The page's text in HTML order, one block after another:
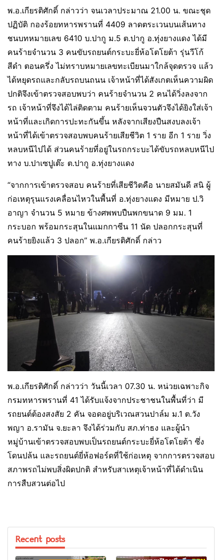
พ.อ.เกียรติศักดิ์ กล่าวว่า จนเวลาประมาณ 21.00 น. ขณะชุด
ปฏิบัติ กองร้อยทหารพรานที่ 4409 ลาดตระเวนบนเส้นทาง
ชนบทหมายเลข 6410 บ.ปากู ม.5 ต.ปากู อ.ทุ่งยางแดง ได้มี
คนร้ายจำนวน 3 คนขับรถยนต์กระบะยี่ห้อโตโยต้า รุ่นวีโก้
สีดำ ตอนครึ่ง ไม่ทราบหมายเลขทะเบียนมาใกล้จุดตรวจ แล้ว
ได้หยุดรถและกลับรถบนถนน เจ้าหน้าที่ได้สังเกตเห็นความผิด
ปกติจึงเข้าตรวจสอบพบว่า คนร้ายจำนวน 2 คนได้วิ่งลงจาก
รถ เจ้าหน้าที่จึงได้ไล่ติดตาม คนร้ายเห็นจวนตัวจึงได้ยิงใส่เจ้า
หน้าที่และเกิดการปะทะกันขึ้น หลังจากเสียงปืนสงบลงเจ้า
หน้าที่ได้เข้าตรวจสอบพบคนร้ายเสียชีวิต 1 ราย อีก 1 ราย วิ่ง
หลบหนีไปได้ ส่วนคนร้ายที่อยู่ในรถกระบะได้ขับรถหลบหนีไป
ทาง บ.ปาเซปูเต๊ะ ต.ปากู อ.ทุ่งยางแดง
“จากการเข้าตรวจสอบ คนร้ายที่เสียชีวิตคือ นายสมันดี สนิ ผู้
ก่อเหตุรุนแรงเคลื่อนไหวในพื้นที่ อ.ทุ่งยางแดง มีหมาย ป.วิ
อาญา จำนวน 5 หมาย ข้างศพพบปืนพกขนาด 9 มม. 1
กระบอก พร้อมกระสุนในแมกกาซีน 11 นัด ปลอกกระสุนที่
คนร้ายยิงแล้ว 3 ปลอก” พ.อ.เกียรติศักดิ์ กล่าว
พ.อ.เกียรติศักดิ์ กล่าวว่า วันนี้เวลา 07.30 น. หน่วยเฉพาะกิจ
กรมทหารพรานที่ 41 ได้รับแจ้งจากประชาชนในพื้นที่ว่า มี
รถยนต์ต้องสงสัย 2 คัน จอดอยู่บริเวณสวนปาล์ม ม.1 ต.วัง
พญา อ.รามัน จ.ยะลา จึงได้ร่วมกับ สภ.ท่าธง และผู้นำ
หมู่บ้านเข้าตรวจสอบพบเป็นรถยนต์กระบะยี่ห้อโตโยต้า ซึ่ง
โดนปล้น และรถยนต์ยี่ห้อฟอร์ดที่ใช้ก่อเหตุ จากการตรวจสอบ
สภาพรถไม่พบสิ่งผิดปกติ สำหรับสาเหตุเจ้าหน้าที่ได้ดำเนิน
การสืบสวนต่อไป
Recent posts